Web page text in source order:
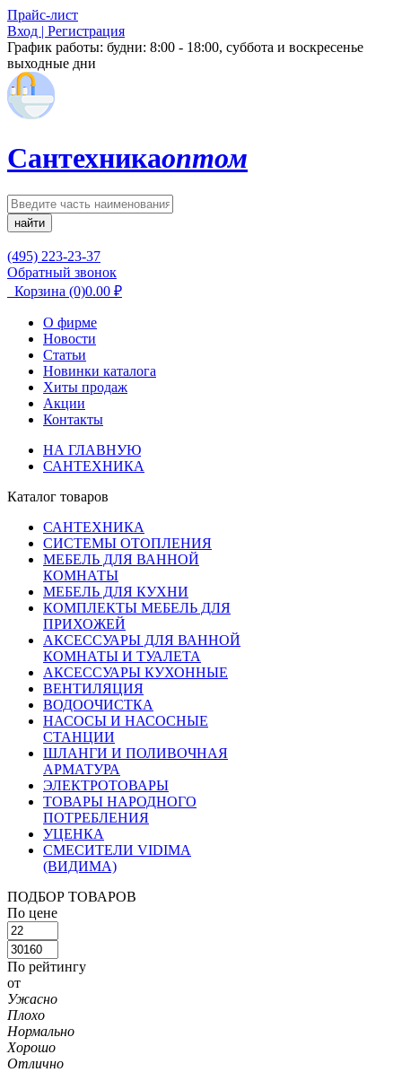
Прайс-лист
Вход | Регистрация
График работы: будни: 8:00 - 18:00, суббота и воскресенье
выходные дни
Сантехникаоптом
найти
(495) 223-23-37
Обратный звонок
Корзина (0)0.00 ₽
О фирме
Новости
Статьи
Новинки каталога
Хиты продаж
Акции
Контакты
НА ГЛАВНУЮ
САНТЕХНИКА
Каталог товаров
САНТЕХНИКА
СИСТЕМЫ ОТОПЛЕНИЯ
МЕБЕЛЬ ДЛЯ ВАННОЙ
КОМНАТЫ
МЕБЕЛЬ ДЛЯ КУХНИ
КОМПЛЕКТЫ МЕБЕЛЬ ДЛЯ
ПРИХОЖЕЙ
АКСЕССУАРЫ ДЛЯ ВАННОЙ
КОМНАТЫ И ТУАЛЕТА
АКСЕССУАРЫ КУХОННЫЕ
ВЕНТИЛЯЦИЯ
ВОДООЧИСТКА
НАСОСЫ И НАСОСНЫЕ
СТАНЦИИ
ШЛАНГИ И ПОЛИВОЧНАЯ
АРМАТУРА
ЭЛЕКТРОТОВАРЫ
ТОВАРЫ НАРОДНОГО
ПОТРЕБЛЕНИЯ
УЦЕНКА
СМЕСИТЕЛИ VIDIMA
(ВИДИМА)
ПОДБОР ТОВАРОВ
По цене
По рейтингу
от
Ужасно
Плохо
Нормально
Хорошо
Отлично